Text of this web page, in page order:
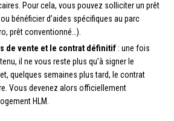
Pour cela, vous pouvez solliciter un prêt
bénéficier d’aides spécifiques au parc
prêt conventionné…).
de vente et le contrat définitif : une fois
il ne vous reste plus qu’à signer le
quelques semaines plus tard, le contrat
Vous devenez alors officiellement
HLM.